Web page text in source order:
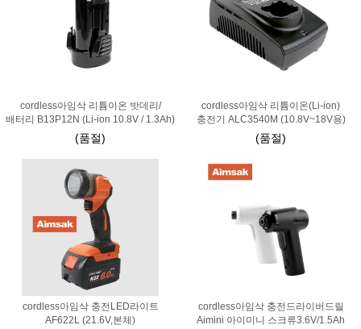
cordless아임삭 리튬이온 밧데리/
배터리 B13P12N (Li-ion 10.8V / 1.3Ah)
(품절)
cordless아임삭 리튬이온(Li-ion)
충전기 ALC3540M (10.8V~18V용)
(품절)
cordless아임삭 충전LED라이트
AF622L (21.6V,본체)
cordless아임삭 충전드라이버드릴
Aimini 아이미니 스크류3.6V/1.5Ah